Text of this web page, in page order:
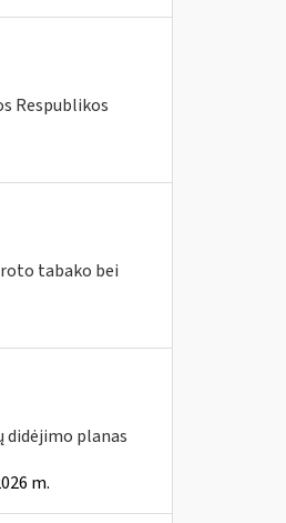
Respublikos
tabako bei
didėjimo planas
m.